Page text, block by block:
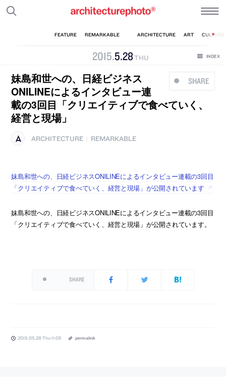
2015.5.28 THU
SHARE
妹島和世への、日経ビジネス
ONILINEによるインタビュー連
載の3回目「クリエイティブで食べていく、
経営と現場」
ARCHITECTURE REMARKABLE
妹島和世への、日経ビジネスONILINEによるインタビュー連載の3回目
「クリエイティブで食べていく、経営と現場」が公開されています
妹島和世への、日経ビジネスONILINEによるインタビュー連載の3回目
「クリエイティブで食べていく、経営と現場」が公開されています。
SHARE
2015.05.28 Thu 11:05 permalink